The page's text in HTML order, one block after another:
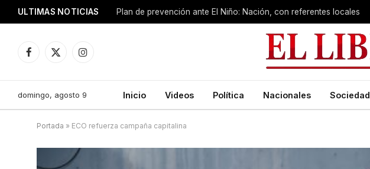
ULTIMAS NOTICIAS Plan de prevención ante El Niño: Nación, con referentes locales
Facebook
X
Instagram
domingo, agosto 9 Inicio Videos Política Nacionales Sociedad
Portada » ECO refuerza campaña capitalina